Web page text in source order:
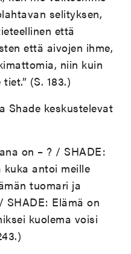
selityksen,
että
että aivojen ihme,
niin kuin
(S. 183.)
Shade keskustelevat
on – ? / SHADE:
antoi meille
tuomari ja
SHADE: Elämä on
kuolema voisi